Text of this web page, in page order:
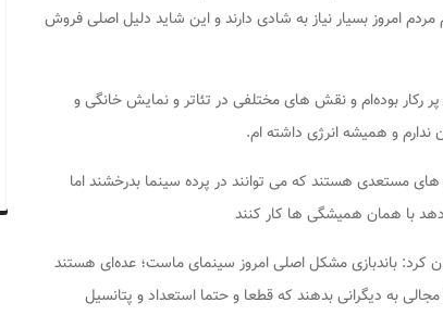
امروز بسیار نیاز به شادی دارند و این شاید دلیل اصلی فروش
رکار بوده‌ام و نقش های مختلفی در تئاتر و نمایش خانگی و
ندارم و همیشه انرژی داشته ام.
های مستعدی هستند که می توانند در پرده سینما بدرخشند اما
با همان همیشگی ها کار کنند
باندبازی مشکل اصلی امروز سینمای ماست؛ عده‌ای هستند
به دیگرانی بدهند که قطعا و حتما استعداد و پتانسیل